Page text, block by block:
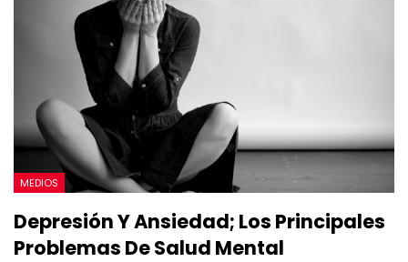
MEDIOS
Depresión Y Ansiedad; Los Principales
Problemas De Salud Mental